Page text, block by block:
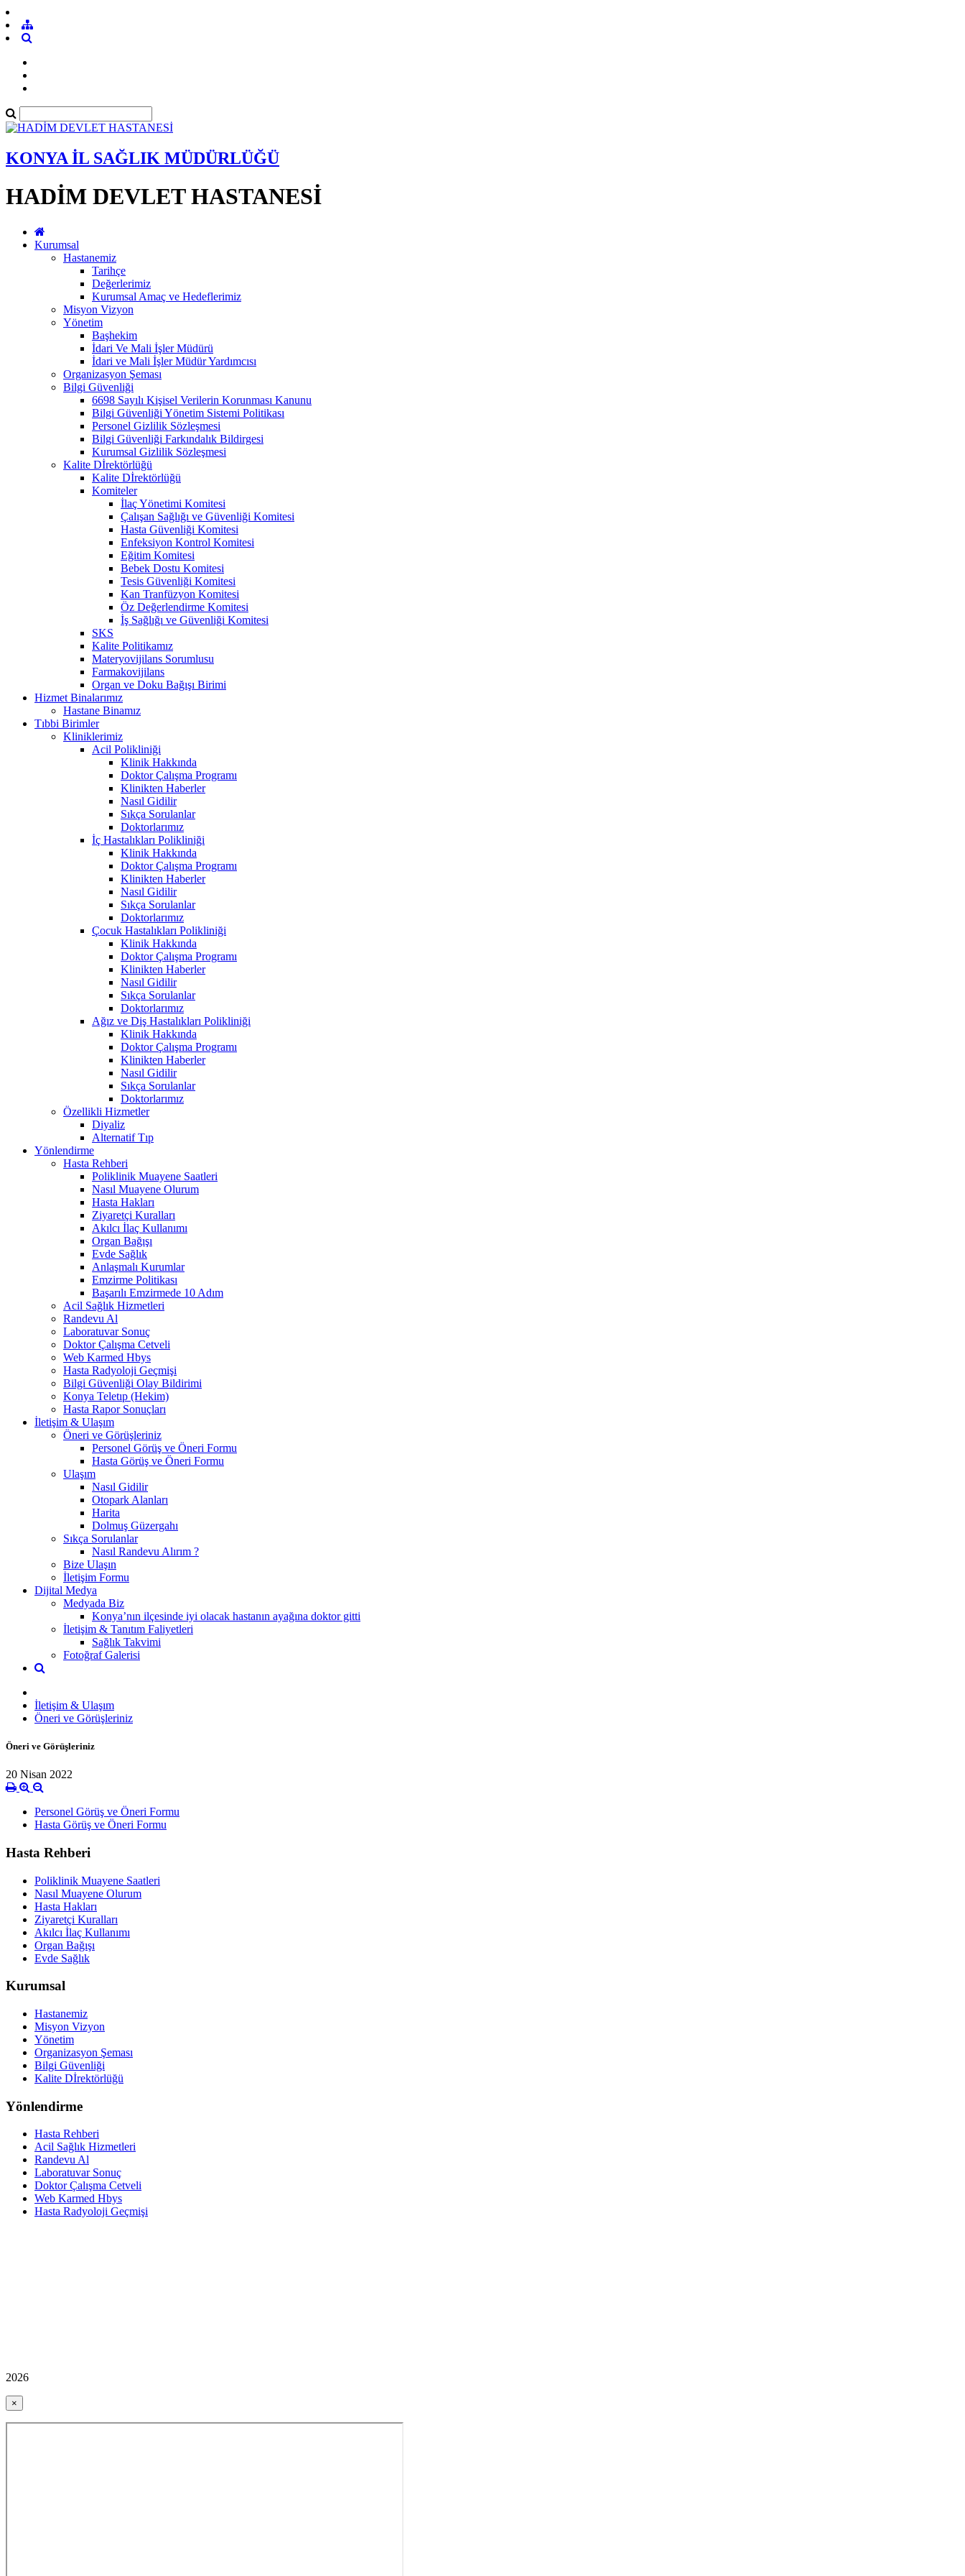
KONYA İL SAĞLIK MÜDÜRLÜĞÜ
HADİM DEVLET HASTANESİ
Kurumsal
Hastanemiz
Tarihçe
Değerlerimiz
Kurumsal Amaç ve Hedeflerimiz
Misyon Vizyon
Yönetim
Başhekim
İdari Ve Mali İşler Müdürü
İdari ve Mali İşler Müdür Yardımcısı
Organizasyon Şeması
Bilgi Güvenliği
6698 Sayılı Kişisel Verilerin Korunması Kanunu
Bilgi Güvenliği Yönetim Sistemi Politikası
Personel Gizlilik Sözleşmesi
Bilgi Güvenliği Farkındalık Bildirgesi
Kurumsal Gizlilik Sözleşmesi
Kalite Dİrektörlüğü
Kalite Dİrektörlüğü
Komiteler
İlaç Yönetimi Komitesi
Çalışan Sağlığı ve Güvenliği Komitesi
Hasta Güvenliği Komitesi
Enfeksiyon Kontrol Komitesi
Eğitim Komitesi
Bebek Dostu Komitesi
Tesis Güvenliği Komitesi
Kan Tranfüzyon Komitesi
Öz Değerlendirme Komitesi
İş Sağlığı ve Güvenliği Komitesi
SKS
Kalite Politikamız
Materyovijilans Sorumlusu
Farmakovijilans
Organ ve Doku Bağışı Birimi
Hizmet Binalarımız
Hastane Binamız
Tıbbi Birimler
Kliniklerimiz
Acil Polikliniği
Klinik Hakkında
Doktor Çalışma Programı
Klinikten Haberler
Nasıl Gidilir
Sıkça Sorulanlar
Doktorlarımız
İç Hastalıkları Polikliniği
Klinik Hakkında
Doktor Çalışma Programı
Klinikten Haberler
Nasıl Gidilir
Sıkça Sorulanlar
Doktorlarımız
Çocuk Hastalıkları Polikliniği
Klinik Hakkında
Doktor Çalışma Programı
Klinikten Haberler
Nasıl Gidilir
Sıkça Sorulanlar
Doktorlarımız
Ağız ve Diş Hastalıkları Polikliniği
Klinik Hakkında
Doktor Çalışma Programı
Klinikten Haberler
Nasıl Gidilir
Sıkça Sorulanlar
Doktorlarımız
Özellikli Hizmetler
Diyaliz
Alternatif Tıp
Yönlendirme
Hasta Rehberi
Poliklinik Muayene Saatleri
Nasıl Muayene Olurum
Hasta Hakları
Ziyaretçi Kuralları
Akılcı İlaç Kullanımı
Organ Bağışı
Evde Sağlık
Anlaşmalı Kurumlar
Emzirme Politikası
Başarılı Emzirmede 10 Adım
Acil Sağlık Hizmetleri
Randevu Al
Laboratuvar Sonuç
Doktor Çalışma Cetveli
Web Karmed Hbys
Hasta Radyoloji Geçmişi
Bilgi Güvenliği Olay Bildirimi
Konya Teletıp (Hekim)
Hasta Rapor Sonuçları
İletişim & Ulaşım
Öneri ve Görüşleriniz
Personel Görüş ve Öneri Formu
Hasta Görüş ve Öneri Formu
Ulaşım
Nasıl Gidilir
Otopark Alanları
Harita
Dolmuş Güzergahı
Sıkça Sorulanlar
Nasıl Randevu Alırım ?
Bize Ulaşın
İletişim Formu
Dijital Medya
Medyada Biz
Konya’nın ilçesinde iyi olacak hastanın ayağına doktor gitti
İletişim & Tanıtım Faliyetleri
Sağlık Takvimi
Fotoğraf Galerisi
İletişim & Ulaşım
Öneri ve Görüşleriniz
Öneri ve Görüşleriniz
20 Nisan 2022
Personel Görüş ve Öneri Formu
Hasta Görüş ve Öneri Formu
Hasta Rehberi
Poliklinik Muayene Saatleri
Nasıl Muayene Olurum
Hasta Hakları
Ziyaretçi Kuralları
Akılcı İlaç Kullanımı
Organ Bağışı
Evde Sağlık
Kurumsal
Hastanemiz
Misyon Vizyon
Yönetim
Organizasyon Şeması
Bilgi Güvenliği
Kalite Dİrektörlüğü
Yönlendirme
Hasta Rehberi
Acil Sağlık Hizmetleri
Randevu Al
Laboratuvar Sonuç
Doktor Çalışma Cetveli
Web Karmed Hbys
Hasta Radyoloji Geçmişi
2026
×